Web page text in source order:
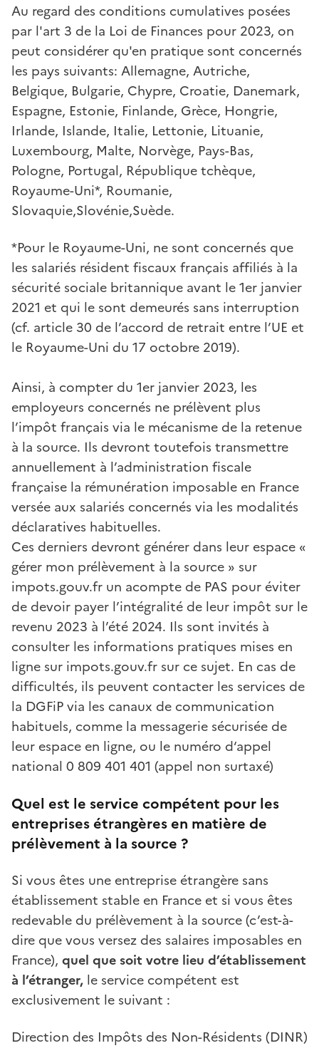
Au regard des conditions cumulatives posées
par l'art 3 de la Loi de Finances pour 2023, on
peut considérer qu'en pratique sont concernés
les pays suivants: Allemagne, Autriche,
Belgique, Bulgarie, Chypre, Croatie, Danemark,
Espagne, Estonie, Finlande, Grèce, Hongrie,
Irlande, Islande, Italie, Lettonie, Lituanie,
Luxembourg, Malte, Norvège, Pays-Bas,
Pologne, Portugal, République tchèque,
Royaume-Uni*, Roumanie,
Slovaquie,Slovénie,Suède.
*Pour le Royaume-Uni, ne sont concernés que
les salariés résident fiscaux français affiliés à la
sécurité sociale britannique avant le 1er janvier
2021 et qui le sont demeurés sans interruption
(cf. article 30 de l’accord de retrait entre l’UE et
le Royaume-Uni du 17 octobre 2019).
Ainsi, à compter du 1er janvier 2023, les
employeurs concernés ne prélèvent plus
l’impôt français via le mécanisme de la retenue
à la source. Ils devront toutefois transmettre
annuellement à l’administration fiscale
française la rémunération imposable en France
versée aux salariés concernés via les modalités
déclaratives habituelles.
Ces derniers devront générer dans leur espace «
gérer mon prélèvement à la source » sur
impots.gouv.fr un acompte de PAS pour éviter
de devoir payer l’intégralité de leur impôt sur le
revenu 2023 à l’été 2024. Ils sont invités à
consulter les informations pratiques mises en
ligne sur impots.gouv.fr sur ce sujet. En cas de
difficultés, ils peuvent contacter les services de
la DGFiP via les canaux de communication
habituels, comme la messagerie sécurisée de
leur espace en ligne, ou le numéro d‘appel
national 0 809 401 401 (appel non surtaxé)
Quel est le service compétent pour les
entreprises étrangères en matière de
prélèvement à la source ?
Si vous êtes une entreprise étrangère sans
établissement stable en France et si vous êtes
redevable du prélèvement à la source (c’est-à-
dire que vous versez des salaires imposables en
France), quel que soit votre lieu d’établissement
à l’étranger, le service compétent est
exclusivement le suivant :
Direction des Impôts des Non-Résidents (DINR)